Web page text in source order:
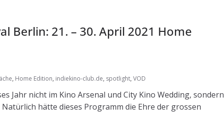
Berlin: 21. – 30. April 2021 Home
, Home Edition, indiekino-club.de, spotlight, VOD
Jahr nicht im Kino Arsenal und City Kino Wedding, sondern
hätte dieses Programm die Ehre der grossen